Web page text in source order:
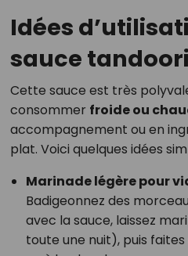
Idées
sauce
Cette sauce est très
consommer froide ou
accompagnement ou en
plat. Voici quelques idées
Marinade légère pour
Badigeonnez des
avec la sauce, laissez
toute une nuit), puis